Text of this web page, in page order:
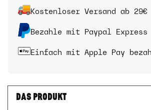
Kostenloser Versand ab
Bezahle mit Paypal Express
Einfach mit Apple Pay
DAS PRODUKT